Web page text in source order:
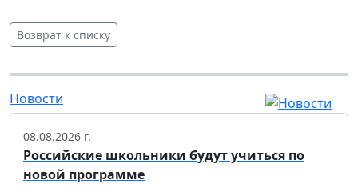
Возврат к списку
Новости
08.08.2026 г.
Российские школьники будут учиться по
новой программе